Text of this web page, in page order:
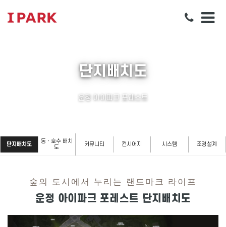
단지배치도
운정 아이파크 포레스트
단지배치도
동ㆍ호수 배치
도
커뮤니티 컨시어지 시스템 조경설계
숲의 도시에서 누리는 랜드마크 라이프
운정 아이파크 포레스트 단지배치도